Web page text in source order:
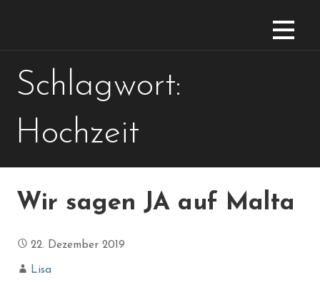
Schlagwort:
Hochzeit
Wir sagen JA auf Malta
22. Dezember 2019
Lisa